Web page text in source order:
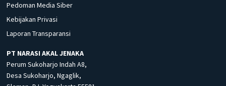
Pedoman Media Siber
Kebijakan Privasi
Laporan Transparansi
PT NARASI AKAL JENAKA
Perum Sukoharjo Indah A8,
Desa Sukoharjo, Ngaglik,